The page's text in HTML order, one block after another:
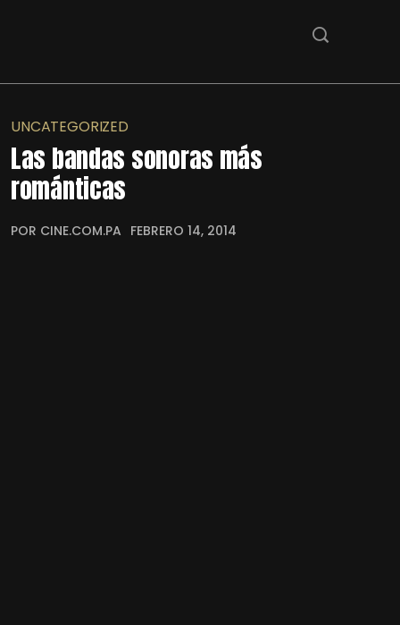
UNCATEGORIZED
Las bandas sonoras más
románticas
POR CINE.COM.PA FEBRERO 14, 2014